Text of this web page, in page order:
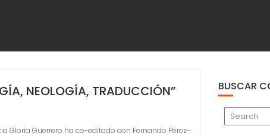
NEOLOGÍA, TRADUCCIÓN”
Guerrero ha co-editado con Fernando Pérez-
BUSCAR